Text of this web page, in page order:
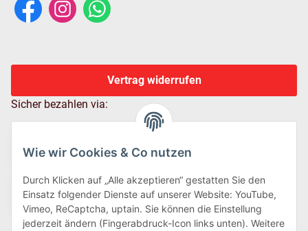
Wie wir Cookies & Co nutzen
Durch Klicken auf „Alle akzeptieren“ gestatten Sie den
Einsatz folgender Dienste auf unserer Website: YouTube,
Vimeo, ReCaptcha, uptain. Sie können die Einstellung
jederzeit ändern (Fingerabdruck-Icon links unten). Weitere
Vertrag widerrufen
Sicher bezahlen via: